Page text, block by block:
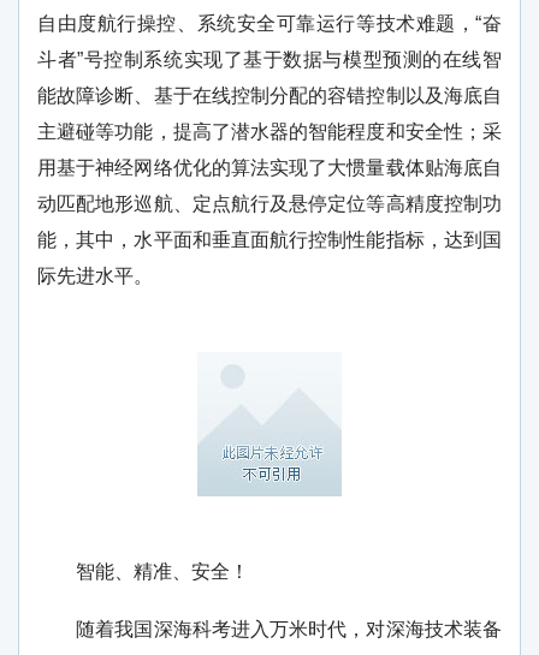
自由度航行操控、系统安全可靠运行等技术难题，“奋
斗者”号控制系统实现了基于数据与模型预测的在线智
能故障诊断、基于在线控制分配的容错控制以及海底自
主避碰等功能，提高了潜水器的智能程度和安全性；采
用基于神经网络优化的算法实现了大惯量载体贴海底自
动匹配地形巡航、定点航行及悬停定位等高精度控制功
能，其中，水平面和垂直面航行控制性能指标，达到国
际先进水平。
智能、精准、安全！
随着我国深海科考进入万米时代，对深海技术装备